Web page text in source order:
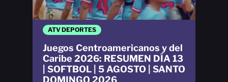
ATV DEPORTES
Juegos Centroamericanos y del
Caribe 2026: RESUMEN DÍA 13
| SOFTBOL | 5 AGOSTO | SANTO